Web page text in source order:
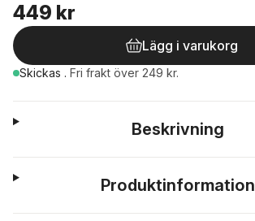
449 kr
Lägg i varukorg
Skickas . Fri frakt över 249 kr.
Beskrivning
Produktinformation